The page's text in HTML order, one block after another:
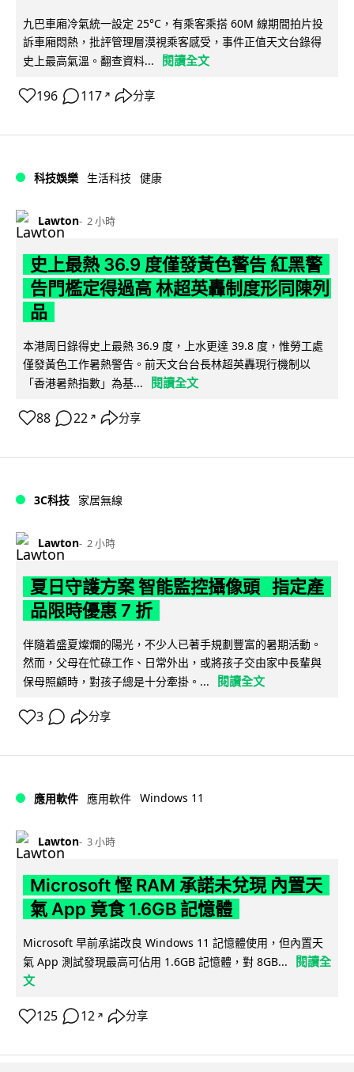
九巴車廂冷氣統一設定 25°C，有乘客乘搭 60M 線期間拍片投
訴車廂悶熱，批評管理層漠視乘客感受，事件正值天文台錄得
史上最高氣溫。翻查資料...
閱讀全文
196 117 ↗ 分享
科技娛樂 生活科技 健康
Lawton 2 小時
史上最熱 36.9 度僅發黃色警告 紅黑警
告門檻定得過高 林超英轟制度形同陳列
品
本港周日錄得史上最熱 36.9 度，上水更達 39.8 度，惟勞工處
僅發黃色工作暑熱警告。前天文台台長林超英轟現行機制以
「香港暑熱指數」為基...
閱讀全文
88 22 ↗ 分享
3C科技 家居無線
Lawton 2 小時
夏日守護方案 智能監控攝像頭 指定產
品限時優惠 7 折
伴隨着盛夏燦爛的陽光，不少人已著手規劃豐富的暑期活動。
然而，父母在忙碌工作、日常外出，或將孩子交由家中長輩與
保母照顧時，對孩子總是十分牽掛。...
閱讀全文
3 分享
應用軟件 應用軟件 Windows 11
Lawton 3 小時
Microsoft 慳 RAM 承諾未兌現 內置天
氣 App 竟食 1.6GB 記憶體
Microsoft 早前承諾改良 Windows 11 記憶體使用，但內置天
氣 App 測試發現最高可佔用 1.6GB 記憶體，對 8GB...
閱讀全
文
125 12 ↗ 分享